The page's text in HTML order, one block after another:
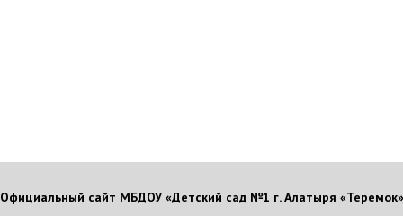
Официальный сайт МБДОУ «Детский сад №1 г. Алатыря «Теремок»